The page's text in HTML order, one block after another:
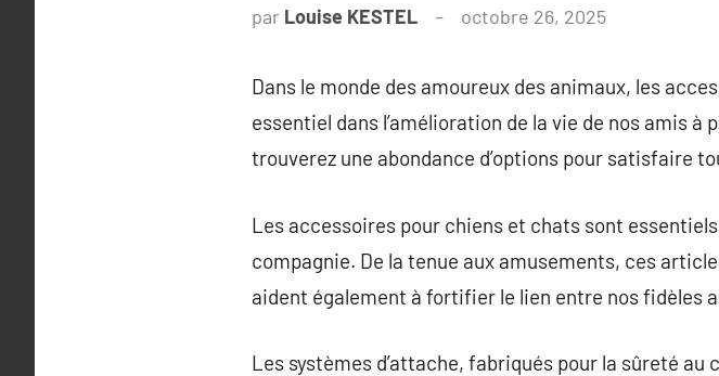
par Louise KESTEL octobre 26, 2025
Dans le monde des amoureux des animaux, les
essentiel dans l’amélioration de la vie de nos amis
trouverez une abondance d’options pour satisfaire
Les accessoires pour chiens et chats sont
compagnie. De la tenue aux amusements, ces
aident également à fortifier le lien entre nos fidèles
Les systèmes d’attache, fabriqués pour la sûreté